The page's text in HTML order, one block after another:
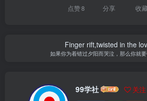
点赞8 分享 收
Finger rift,twisted in the
如果你为着错过夕阳而哭泣，那么你就
99学社 关注